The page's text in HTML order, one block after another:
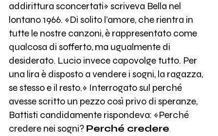
addirittura sconcertati» scriveva Bella nel
lontano 1966. «Di solito l’amore, che rientra in
tutte le nostre canzoni, è rappresentato come
qualcosa di sofferto, ma ugualmente di
desiderato. Lucio invece capovolge tutto. Per
una lira è disposto a vendere i sogni, la ragazza,
se stesso e il resto.» Interrogato sul perché
avesse scritto un pezzo così privo di speranze,
Battisti candidamente rispondeva: «Perché
credere nei sogni? Perché credere